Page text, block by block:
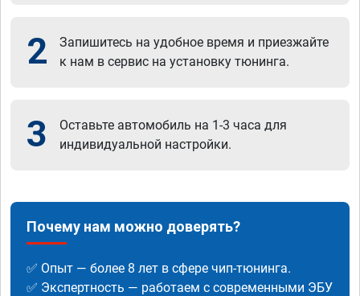
2
Запишитесь на удобное время и приезжайте
к нам в сервис на установку тюнинга.
3
Оставьте автомобиль на 1-3 часа для
индивидуальной настройки.
Почему нам можно доверять?
✅ Опыт — более 8 лет в сфере чип-тюнинга.
✅ Экспертность — работаем с современными ЭБУ